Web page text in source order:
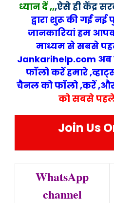
ध्यान दें ,,,ऐसे हीकेंद्र
द्वारा शुरू की गई
जानकारियां हम
माध्यम से सबसे
Jankarihelp.com अब
फॉलो करें हमारे
चैनल को फॉलो ,करें
को सबसे पहले
Join Us
WhatsApp
channel